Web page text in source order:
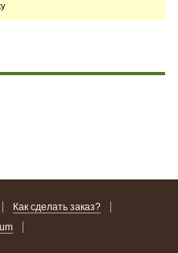
Как сделать заказ?